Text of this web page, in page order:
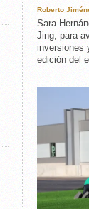
Roberto
Sara
Jing, para
inversiones
edición del